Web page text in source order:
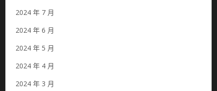
2024 年 7 月
2024 年 6 月
2024 年 5 月
2024 年 4 月
2024 年 3 月